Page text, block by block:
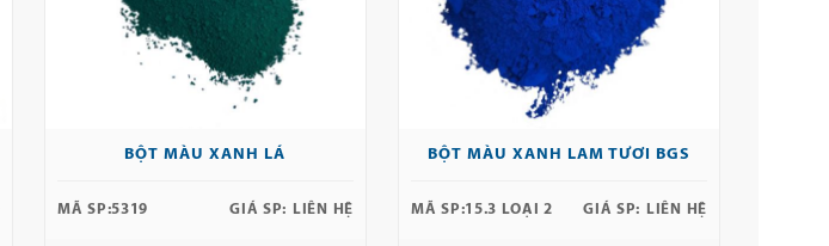
BỘT MÀU XANH LÁ
MÃ SP:5319 GIÁ SP: LIÊN HỆ
BỘT MÀU XANH LAM TƯƠI BGS
MÃ SP:15.3 LOẠI 2 GIÁ SP: LIÊN HỆ